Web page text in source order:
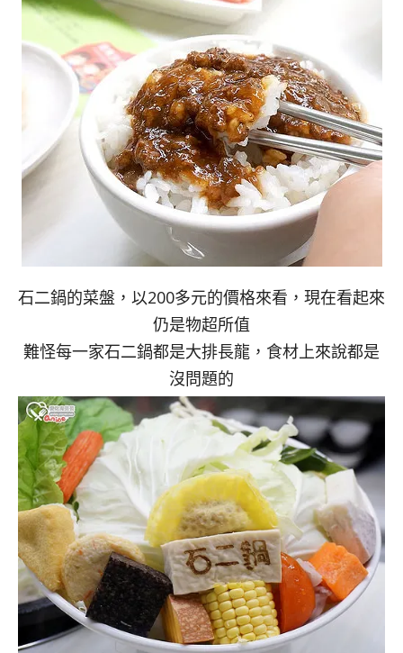
石二鍋的菜盤，以200多元的價格來看，現在看起來
仍是物超所值
難怪每一家石二鍋都是大排長龍，食材上來說都是
沒問題的